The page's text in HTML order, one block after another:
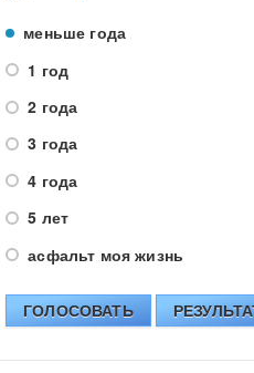
меньше года
1 год
2 года
3 года
4 года
5 лет
асфальт моя жизнь
ГОЛОСОВАТЬ